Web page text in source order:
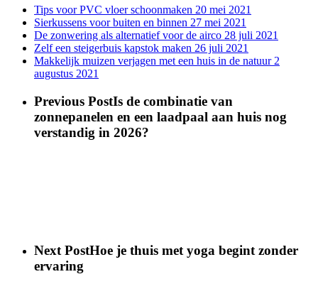
Tips voor PVC vloer schoonmaken 20 mei 2021
Sierkussens voor buiten en binnen 27 mei 2021
De zonwering als alternatief voor de airco 28 juli 2021
Zelf een steigerbuis kapstok maken 26 juli 2021
Makkelijk muizen verjagen met een huis in de natuur 2
augustus 2021
Previous PostIs de combinatie van
zonnepanelen en een laadpaal aan huis nog
verstandig in 2026?
Next PostHoe je thuis met yoga begint zonder
ervaring